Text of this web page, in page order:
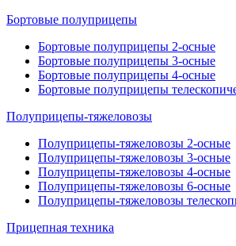
Бортовые полуприцепы
Бортовые полуприцепы 2-осные
Бортовые полуприцепы 3-осные
Бортовые полуприцепы 4-осные
Бортовые полуприцепы
Полуприцепы-тяжеловозы
Полуприцепы-тяжеловозы 2-осные
Полуприцепы-тяжеловозы 3-осные
Полуприцепы-тяжеловозы 4-осные
Полуприцепы-тяжеловозы 6-осные
Полуприцепы-тяжеловозы
Прицепная техника